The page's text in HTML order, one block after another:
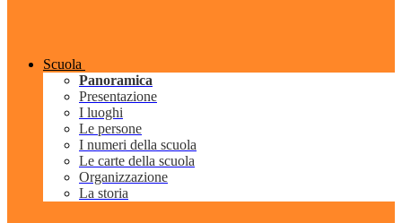
Scuola
Panoramica
Presentazione
I luoghi
Le persone
I numeri della scuola
Le carte della scuola
Organizzazione
La storia